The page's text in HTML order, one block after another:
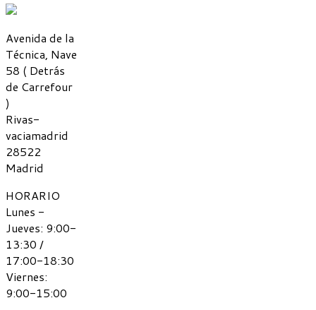
Avenida de la
Técnica, Nave
58 ( Detrás
de Carrefour
)
Rivas-
vaciamadrid
28522
Madrid
HORARIO
Lunes -
Jueves: 9:00-
13:30 /
17:00-18:30
Viernes:
9:00-15:00